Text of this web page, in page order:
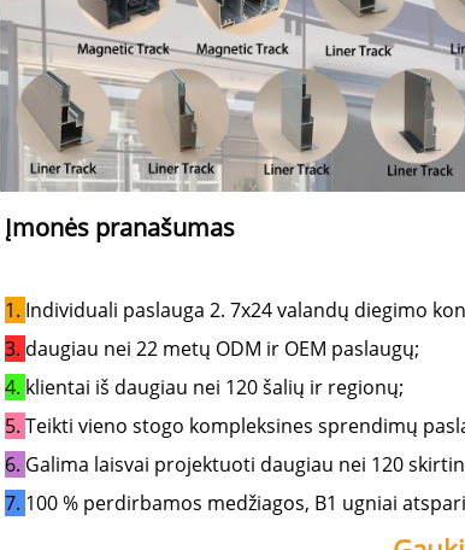
Įmonės pranašumas
1. Individuali paslauga 2. 7x24 valandų diegimo
3. daugiau nei 22 metų ODM ir OEM paslaugų;
4. klientai iš daugiau nei 120 šalių ir regionų;
5. Teikti vieno stogo kompleksines sprendimų
6. Galima laisvai projektuoti daugiau nei 120
7. 100 % perdirbamos medžiagos, B1 ugniai